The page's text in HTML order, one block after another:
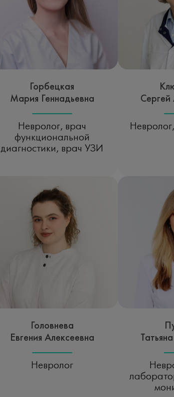
Горбецкая
Мария Геннадьевна
Невролог, врач
функциональной
диагностики, врач УЗИ
Сергей
Головнева
Евгения Алексеевна
Невролог